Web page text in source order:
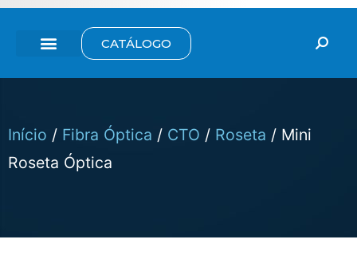
CATÁLOGO
Início / Fibra Óptica / CTO / Roseta / Mini
Roseta Óptica